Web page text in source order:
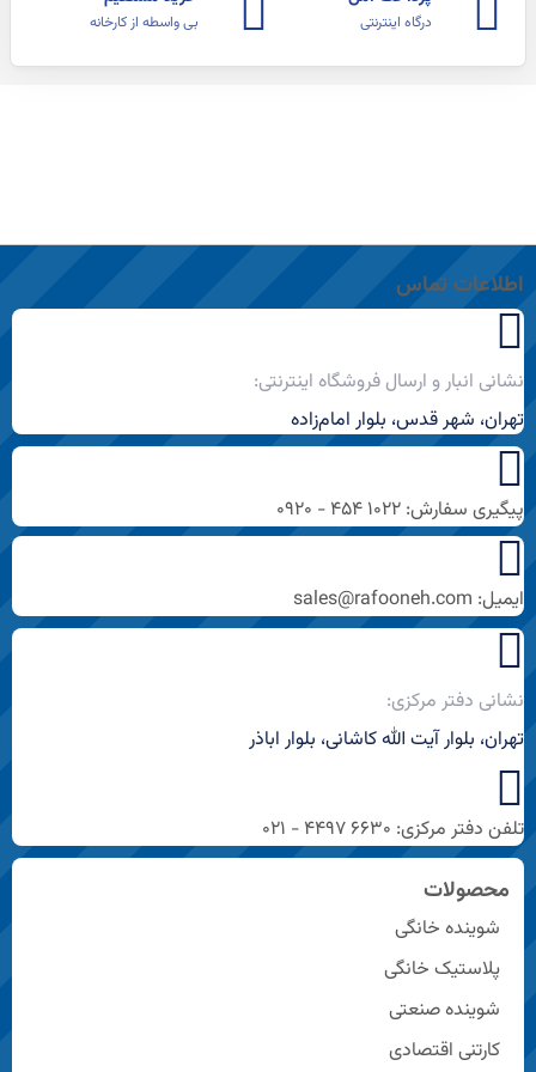
درگاه اینترنتی بی واسطه از کارخانه
اطلاعات تماس
نشانی انبار و ارسال فروشگاه اینترنتی:
تهران، شهر قدس، بلوار امام‌زاده
پیگیری سفارش: ۱۰۲۲ ۴۵۴ - ۰۹۲۰
ایمیل: sales@rafooneh.com
نشانی دفتر مرکزی:
تهران، بلوار آیت الله کاشانی، بلوار اباذر
تلفن دفتر مرکزی: ۶۶۳۰ ۴۴۹۷ - ۰۲۱
محصولات
شوینده خانگی
پلاستیک خانگی
شوینده صنعتی
کارتنی اقتصادی